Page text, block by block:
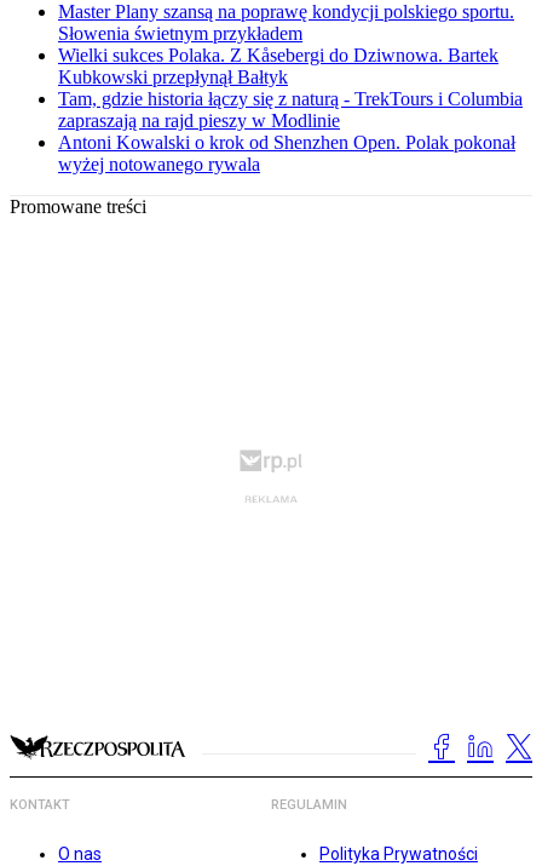
Master Plany szansą na poprawę kondycji polskiego sportu.
Słowenia świetnym przykładem
Wielki sukces Polaka. Z Kåsebergi do Dziwnowa. Bartek
Kubkowski przepłynął Bałtyk
Tam, gdzie historia łączy się z naturą - TrekTours i Columbia
zapraszają na rajd pieszy w Modlinie
Antoni Kowalski o krok od Shenzhen Open. Polak pokonał
wyżej notowanego rywala
Promowane treści
KONTAKT
O nas
REGULAMIN
Polityka Prywatności